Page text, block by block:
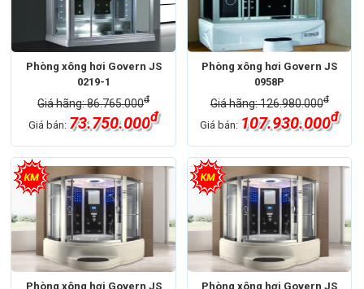
Phòng xông hơi Govern JS
0219-1
Giá hãng: 86.765.000đ
Giá bán: 73.750.000đ
Phòng xông hơi Govern JS
0958P
Giá hãng: 126.980.000đ
Giá bán: 107.930.000đ
Phòng xông hơi Govern JS
Phòng xông hơi Govern JS